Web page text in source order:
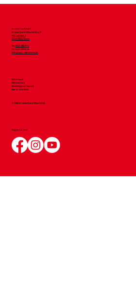
Arbeiterwohlfahrt
Kreisverband Mannheim e.V.
Murgstraße 3
68167 Mannheim
Tel. 0621 33819-0
Fax 0621 33819-54
info@awo-mannheim.de
Impressum
Datenschutz
Hinweisgebersystem
Barrierefreiheit
© AWO Kreisverband Mannheim
Folgen Sie uns: